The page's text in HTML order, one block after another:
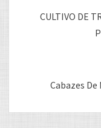
CULTIVO DE
Cabazes